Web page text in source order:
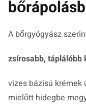
A bőrgyógyász
zsírosabb, táplálóbb
vizes bázisú krémek
mielőtt hidegbe